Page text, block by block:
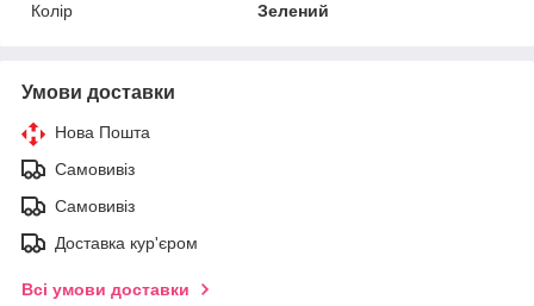
Колір
Зелений
Умови доставки
Нова Пошта
Самовивіз
Самовивіз
Доставка кур'єром
Всі умови доставки